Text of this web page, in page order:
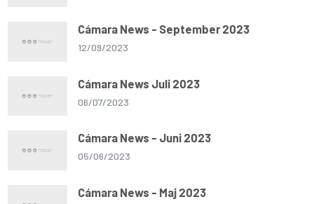
Cámara News - September 2023
12/09/2023
Cámara News Juli 2023
06/07/2023
Cámara News - Juni 2023
05/06/2023
Cámara News - Maj 2023